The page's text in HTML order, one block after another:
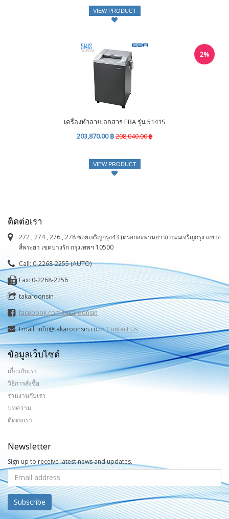
VIEW PRODUCT
เครื่องทำลายเอกสาร EBA รุ่น 5141S
203,870.00 ฿208,040.00 ฿
2%
VIEW PRODUCT
ติดต่อเรา
272 , 274 , 276 , 278 ซอยเจริญกรุง43 (ตรอกสะพานยาว) ถนนเจริญกรุง แขวง
สี่พระยา เขตบางรัก กรุงเทพฯ 10500
Call: 0-2268-2255 (AUTO)
Fax: 0-2268-2256
takaroonsin
facebook.com/takaroonsin
Email: info@takaroonsin.co.thContact Us
ข้อมูลเว็บไซต์
เกี่ยวกับเรา
วิธีการสั่งซื้อ
ร่วมงานกับเรา
บทความ
ติดต่อเรา
Newsletter
Sign up to receive latest news and updates.